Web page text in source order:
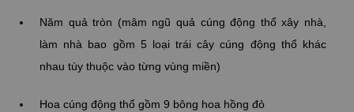
Năm quả tròn (mâm ngũ quả cúng động thổ xây nhà,
làm nhà bao gồm 5 loại trái cây cúng động thổ khác
nhau tùy thuộc vào từng vùng miền)
Hoa cúng động thổ gồm 9 bông hoa hồng đỏ